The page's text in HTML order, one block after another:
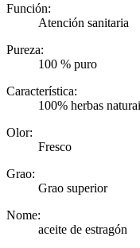
Función:
Atención sanitaria
Pureza:
100 % puro
Característica:
100% herbas
Olor:
Fresco
Grao:
Grao superior
Nome:
aceite de estragón